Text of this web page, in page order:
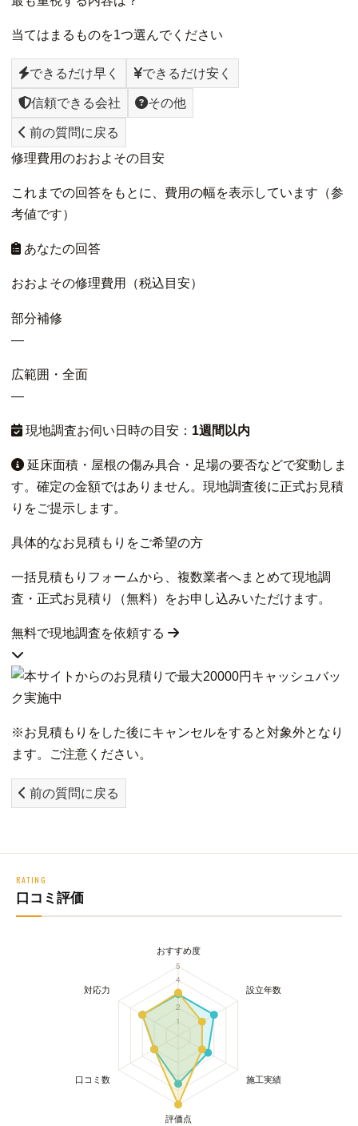
当てはまるものを1つ選んでください
できるだけ早く できるだけ安く
信頼できる会社 その他
前の質問に戻る
修理費用のおおよその目安
これまでの回答をもとに、費用の幅を表示しています（参
考値です）
あなたの回答
おおよその修理費用（税込目安）
部分補修
—
広範囲・全面
—
現地調査お伺い日時の目安： 1週間以内
延床面積・屋根の傷み具合・足場の要否などで変動しま
す。確定の金額ではありません。現地調査後に正式お見積
りをご提示します。
具体的なお見積もりをご希望の方
一括見積もりフォームから、複数業者へまとめて現地調
査・正式お見積り（無料）をお申し込みいただけます。
無料で現地調査を依頼する
※お見積もりをした後にキャンセルをすると対象外となり
ます。ご注意ください。
前の質問に戻る
RATING
口コミ評価